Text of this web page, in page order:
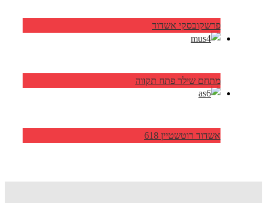
פרשקובסקי אשדוד
מתחם שילר פתח תקווה
אשדוד רוטשטיין 618